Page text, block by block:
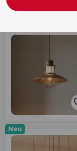
1668 Artikel
Neu